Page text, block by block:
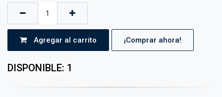
Agregar al carrito ¡Comprar ahora!
DISPONIBLE: 1